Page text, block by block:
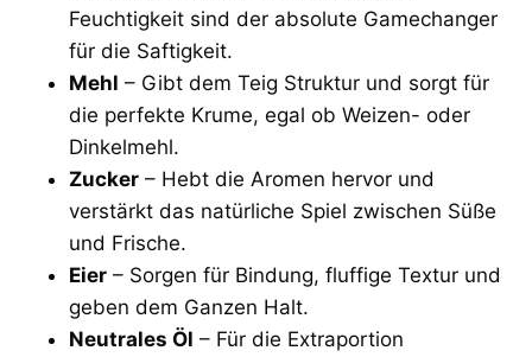
Feuchtigkeit sind der absolute Gamechanger
für die Saftigkeit.
Mehl – Gibt dem Teig Struktur und sorgt für
die perfekte Krume, egal ob Weizen- oder
Dinkelmehl.
Zucker – Hebt die Aromen hervor und
verstärkt das natürliche Spiel zwischen Süße
und Frische.
Eier – Sorgen für Bindung, fluffige Textur und
geben dem Ganzen Halt.
Neutrales Öl – Für die Extraportion